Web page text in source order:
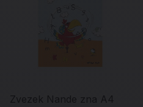
Zvezek Nande zna A4